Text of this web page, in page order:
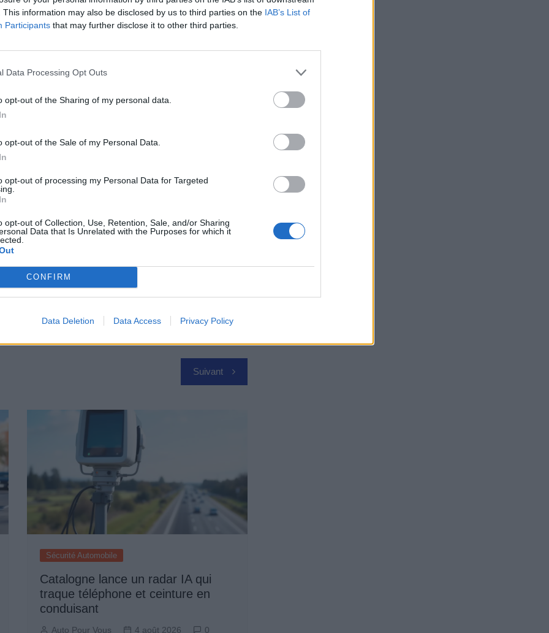
This information may also be disclosed by us to third parties on the IAB’s List of
Participants that may further disclose it to other third parties.
Data Processing Opt Outs
opt-out of the Sharing of my personal data.
opt-out of the Sale of my Personal Data.
opt-out of processing my Personal Data for Targeted
opt-out of Collection, Use, Retention, Sale, and/or Sharing
Data that Is Unrelated with the Purposes for which it
CONFIRM
Data Deletion Data Access Privacy Policy
comme levier ou à maintenir les fenêtres ou
véritable couteau suisse de l’urgence.
astuce ne remplace pas l’appel aux secours ou
il faut d’abord se mettre en sécurité, alerter
petits gestes permet de rester plus serein face à
peut servir à d’autres fins, comme faire levier
C’est un outil simple, mais potentiellement
Suivant
Sécurité Automobile
Catalogne lance un radar IA qui
traque téléphone et ceinture en
conduisant
Auto Pour Vous 4 août 2026 0